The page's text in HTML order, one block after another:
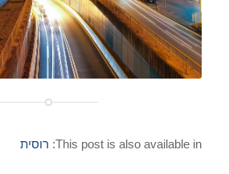
This post is also available in: רוסית